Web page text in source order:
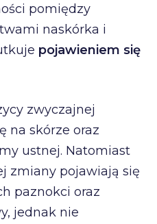
pomiędzy
naskórka i
pojawieniem się
zwyczajnej
na skórze oraz
ustnej. Natomiast
zmiany pojawiają się
paznokci oraz
jednak nie